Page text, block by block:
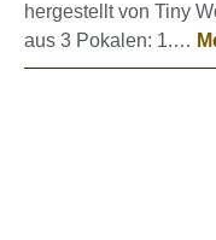
hergestellt von Tiny
aus 3 Pokalen: 1.…